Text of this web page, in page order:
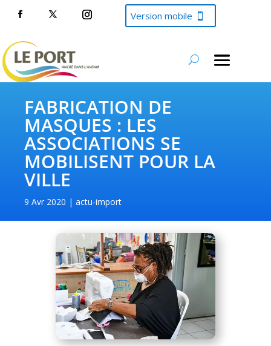
Version mobile
FABRICATION DE
MASQUES : LES
ASSOCIATIONS SE
MOBILISENT POUR LA
VILLE
9 Avr 2020 actu-import